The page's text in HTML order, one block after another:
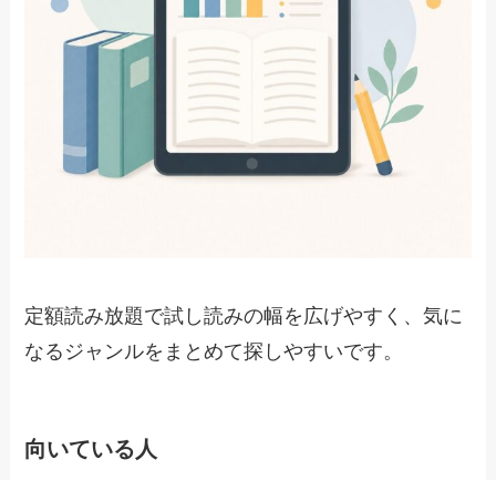
定額読み放題で試し読みの幅を広げやすく、気に
なるジャンルをまとめて探しやすいです。
向いている人